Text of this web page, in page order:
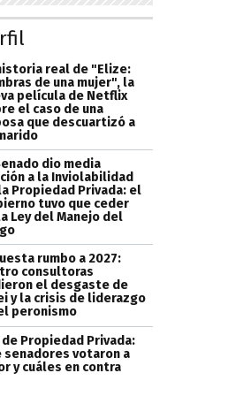
real de "Elize:
de una mujer", la
película de Netflix
el caso de una
que descuartizó a
dio media
a la Inviolabilidad
Propiedad Privada: el
tuvo que ceder
Ley del Manejo del
rumbo a 2027:
consultoras
el desgaste de
y la crisis de liderazgo
peronismo
de Propiedad Privada:
senadores votaron a
y cuáles en contra